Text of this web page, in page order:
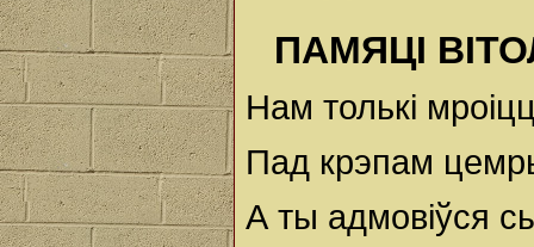
ПАМЯЦІ
Нам толькі
Пад крэпам
А ты адмовіўся